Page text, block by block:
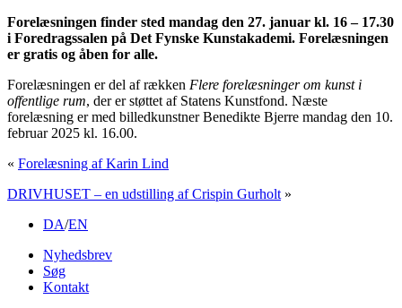
Forelæsningen finder sted mandag den 27. januar kl. 16 – 17.30
i Foredragssalen på Det Fynske Kunstakademi. Forelæsningen
er gratis og åben for alle.
Forelæsningen er del af rækken Flere forelæsninger om kunst i
offentlige rum, der er støttet af Statens Kunstfond. Næste
forelæsning er med billedkunstner Benedikte Bjerre mandag den 10.
februar 2025 kl. 16.00.
« Forelæsning af Karin Lind
DRIVHUSET – en udstilling af Crispin Gurholt »
DA/EN
Nyhedsbrev
Søg
Kontakt